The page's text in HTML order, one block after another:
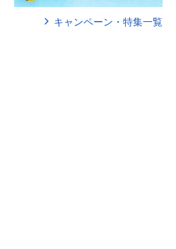
キャンペーン・特集一覧